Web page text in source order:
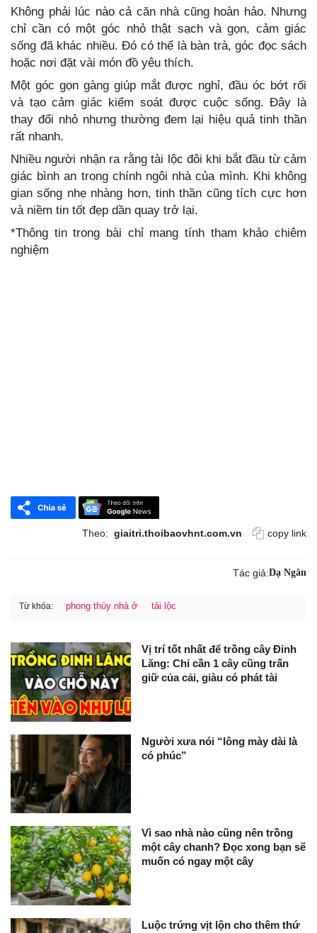
Không phải lúc nào cả căn nhà cũng hoàn hảo. Nhưng
chỉ cần có một góc nhỏ thật sạch và gọn, cảm giác
sống đã khác nhiều. Đó có thể là bàn trà, góc đọc sách
hoặc nơi đặt vài món đồ yêu thích.
Một góc gọn gàng giúp mắt được nghỉ, đầu óc bớt rối
và tạo cảm giác kiểm soát được cuộc sống. Đây là
thay đổi nhỏ nhưng thường đem lại hiệu quả tinh thần
rất nhanh.
Nhiều người nhận ra rằng tài lộc đôi khi bắt đầu từ cảm
giác bình an trong chính ngôi nhà của mình. Khi không
gian sống nhẹ nhàng hơn, tinh thần cũng tích cực hơn
và niềm tin tốt đẹp dần quay trở lại.
*Thông tin trong bài chỉ mang tính tham khảo chiêm
nghiệm
Theo: giaitri.thoibaovhnt.com.vn copy link
Tác giả:Dạ Ngân
Từ khóa: phong thủy nhà ở tài lộc
Vị trí tốt nhất để trồng cây Đinh
Lăng: Chỉ cần 1 cây cũng trấn
giữ của cải, giàu có phát tài
Người xưa nói “lông mày dài là
có phúc”
Vì sao nhà nào cũng nên trồng
một cây chanh? Đọc xong bạn sẽ
muốn có ngay một cây
Luộc trứng vịt lộn cho thêm thứ